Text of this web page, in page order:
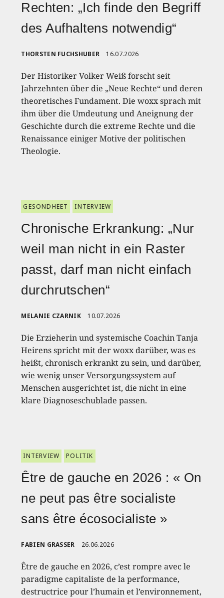
Rechten: „Ich finde den Begriff
des Aufhaltens notwendig“
THORSTEN FUCHSHUBER 16.07.2026
Der Historiker Volker Weiß forscht seit
Jahrzehnten über die „Neue Rechte“ und deren
theoretisches Fundament. Die woxx sprach mit
ihm über die Umdeutung und Aneignung der
Geschichte durch die extreme Rechte und die
Renaissance einiger Motive der politischen
Theologie.
GESONDHEET INTERVIEW
Chronische Erkrankung: „Nur
weil man nicht in ein Raster
passt, darf man nicht einfach
durchrutschen“
MELANIE CZARNIK 10.07.2026
Die Erzieherin und systemische Coachin Tanja
Heirens spricht mit der woxx darüber, was es
heißt, chronisch erkrankt zu sein, und darüber,
wie wenig unser Versorgungssystem auf
Menschen ausgerichtet ist, die nicht in eine
klare Diagnoseschublade passen.
INTERVIEW POLITIK
Être de gauche en 2026 : « On
ne peut pas être socialiste
sans être écosocialiste »
FABIEN GRASSER 26.06.2026
Être de gauche en 2026, c’est rompre avec le
paradigme capitaliste de la performance,
destructrice pour l’humain et l’environnement,